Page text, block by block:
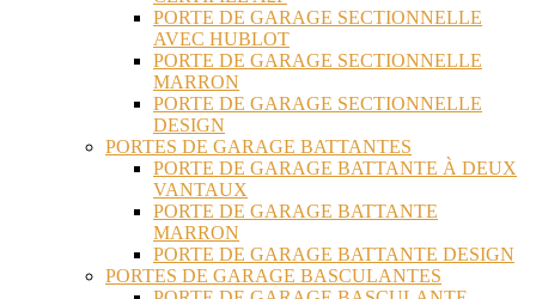
PORTE DE GARAGE SECTIONNELLE
AVEC HUBLOT
PORTE DE GARAGE SECTIONNELLE
MARRON
PORTE DE GARAGE SECTIONNELLE
DESIGN
PORTES DE GARAGE BATTANTES
PORTE DE GARAGE BATTANTE À DEUX
VANTAUX
PORTE DE GARAGE BATTANTE
MARRON
PORTE DE GARAGE BATTANTE DESIGN
PORTES DE GARAGE BASCULANTES